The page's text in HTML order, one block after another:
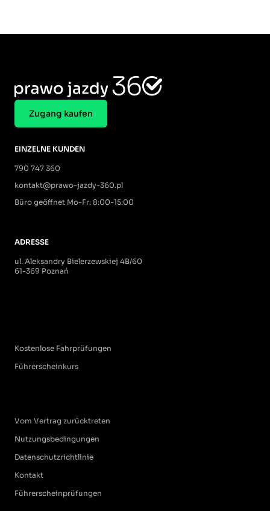
Zugang kaufen
EINZELNE KUNDEN
790 747 360
kontakt@prawo-jazdy-360.pl
Büro geöffnet Mo-Fr: 8:00-15:00
ADRESSE
ul. Aleksandry Bielerzewskiej 4B/60
61-369 Poznań
Kostenlose Fahrprüfungen
Führerscheinkurs
Vom Vertrag zurücktreten
Nutzungsbedingungen
Datenschutzrichtlinie
Kontakt
Führerscheinprüfungen